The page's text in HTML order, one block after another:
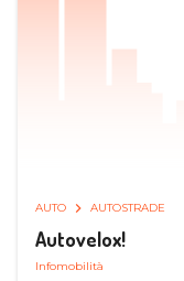
AUTO AUTOSTRADE
Autovelox!
Infomobilità